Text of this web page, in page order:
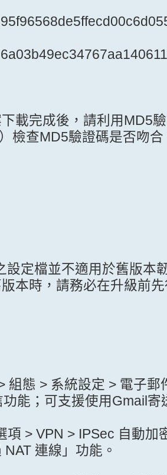
載完成後，請利用MD5
檢查MD5驗證碼是否吻合
設定檔並不適用於舊版本
本時，請務必在升級前
組態 > 系統設定 > 電子
能；可支援使用Gmail寄
項 > VPN > IPSec 自動加
連線」功能。